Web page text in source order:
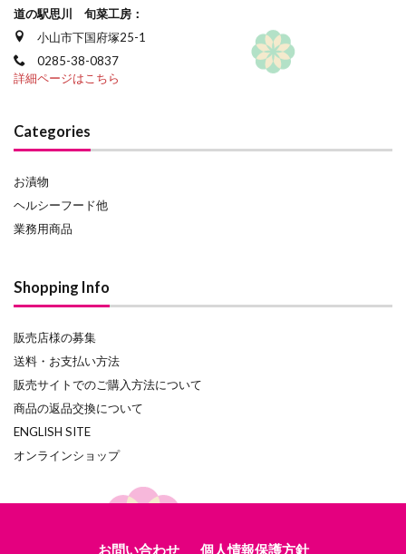
道の駅思川 旬菜工房：
小山市下国府塚25-1
0285-38-0837
詳細ページはこちら
Categories
お漬物
ヘルシーフード他
業務用商品
Shopping Info
販売店様の募集
送料・お支払い方法
販売サイトでのご購入方法について
商品の返品交換について
ENGLISH SITE
オンラインショップ
お問い合わせ 個人情報保護方針